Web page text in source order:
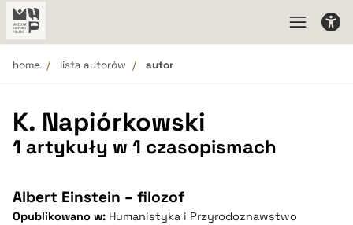
home lista autorów autor
K. Napiórkowski
1 artykuły w 1 czasopismach
Albert Einstein – filozof
Opublikowano w: Humanistyka i Przyrodoznawstwo